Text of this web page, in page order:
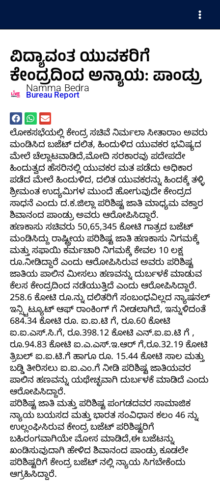
content
Main
ವಿದ್ಯಾವಂತ ಯುವಕರಿಗೆ
ಕೇಂದ್ರದಿಂದ ಅನ್ಯಾಯ: ಪಾಂಡ್ರು
Namma Bedra
Bureau Report
ಲೋಕಸಭೆಯಲ್ಲಿ ಕೇಂದ್ರ ಸಚಿವೆ ನಿರ್ಮಲಾ ಸೀತಾರಾಂ ಅವರು
ಮಂಡಿಸಿದ ಬಜೆಟ್ ದಲಿತ, ಹಿಂದುಳಿದ ಯುವಕರ ಭವಿಷ್ಯದ
ಮೇಲೆ ಚೆಲ್ಲಾಟವಾಡಿದೆ,ಮೋದಿ ಸರಕಾರವು ಪದೇಪದೇ
ಹಿಂದುತ್ವದ ಹೆಸರಿನಲ್ಲಿ ಯುವಕರ ಮತ ಪಡೆದು ಅಧಿಕಾರ
ಪಡೆದ ಮೇಲೆ ಹಿಂದುಳಿದ, ದಲಿತ ಯುವಕರನ್ನು ಹಿಂದಕ್ಕೆ ತಳ್ಳಿ
ಶ್ರೀಮಂತ ಉದ್ಯಮಿಗಳ ಮುಂದೆ ಹೋಗುವುದೇ ಕೇಂದ್ರದ
ಸಾಧನೆ ಎಂದು ದ.ಕ.ಜಿಲ್ಲಾ ಪರಿಶಿಷ್ಟ ಜಾತಿ ಮಾಧ್ಯಮ ವಕ್ತಾರ
ಶಿವಾನಂದ ಪಾಂಡ್ರು ಅವರು ಆರೋಪಿಸಿದ್ದಾರೆ.
ಹಣಕಾಸು ಸಚಿವರು 50,65,345 ಕೋಟಿ ಗಾತ್ರದ ಬಜೆಟ್
ಮಂಡಿಸಿದ್ದು ರಾಷ್ಟ್ರೀಯ ಪರಿಶಿಷ್ಟ ಜಾತಿ ಹಣಕಾಸು ನಿಗಮಕ್ಕೆ
ಮತ್ತು ಸಫಾಯಿ ಕರ್ಮಚಾರಿ ನಿಗಮಕ್ಕೆ ಕೇವಲ 10 ಲಕ್ಷ
ರೂ.ನೀಡಿದ್ದಾರೆ ಎಂದು ಆರೋಪಿಸಿರುವ ಅವರು ಪರಿಶಿಷ್ಟ
ಜಾತಿಯ ಪಾಲಿನ ಮೀಸಲು ಹಣವನ್ನು ದುರ್ಬಳಕೆ ಮಾಡುವ
ಕೆಲಸ ಕೇಂದ್ರದಿಂದ ನಡೆಯುತ್ತಿದೆ ಎಂದು ಆರೋಪಿಸಿದ್ದಾರೆ.
258.6 ಕೋಟಿ ರೂ.ನ್ನು ದಲಿತರಿಗೆ ಸಂಬಂಧವಿಲ್ಲದ ನ್ಯಾಷನಲ್
ಇನ್ಸ್ಟಿಟ್ಯೂಟ್ ಆಫ್ ರಾಂಕಿಂಗ್ ಗೆ ನೀಡಲಾಗಿದೆ, ಇನ್ನುಳಿದಂತೆ
684.34 ಕೋಟಿ ರೂ. ಐ.ಐ.ಟಿ ಗೆ, ರೂ.60 ಕೋಟಿ
ಐ.ಐ.ಎಸ್.ಸಿ.ಗೆ, ರೂ.398.12 ಕೋಟಿ ಎನ್.ಐ.ಐ.ಟಿ ಗೆ ,
ರೂ.94.83 ಕೋಟಿ ಐ.ಎ.ಎಸ್.ಇ.ಆರ್ ಗೆ,ರೂ.32.19 ಕೋಟಿ
ತ್ರಿಬಲ್ ಐ.ಐ.ಟಿ.ಗೆ ಹಾಗೂ ರೂ. 15.44 ಕೋಟಿ ಸಾಲ ಮತ್ತು
ಬಡ್ಡಿ ತೀರಿಸಲು ಐ.ಐ.ಎಂ.ಗೆ ನೀಡಿ ಪರಿಶಿಷ್ಟ ಜಾತಿಯವರ
ಪಾಲಿನ ಹಣವನ್ನು ಯಥೇಚ್ಛವಾಗಿ ದುರ್ಬಳಕೆ ಮಾಡಿದೆ ಎಂದು
ಆರೋಪಿಸಿದ್ದಾರೆ.
ಪರಿಶಿಷ್ಟ ಜಾತಿ ಮತ್ತು ಪರಿಶಿಷ್ಟ ಪಂಗಡದವರ ಸಾಮಾಜಿಕ
ನ್ಯಾಯ ಬಯಸದ ಮತ್ತು ಭಾರತ ಸಂವಿಧಾನ ಕಲಂ 46 ನ್ನು
ಉಲ್ಲಂಘಿಸಿರುವ ಕೇಂದ್ರ ಬಜೆಟ್ ಪರಿಶಿಷ್ಟರಿಗೆ
ಬಹಿರಂಗವಾಗಿಯೇ ಮೋಸ ಮಾಡಿದೆ,ಈ ಬಜೆಟನ್ನು
ಖಂಡಿಸುವುದಾಗಿ ಹೇಳಿದ ಶಿವಾನಂದ ಪಾಂಡ್ರು ಕೂಡಲೇ
ಪರಿಶಿಷ್ಟರಿಗೆ ಕೇಂದ್ರ ಬಜೆಟ್ ನಲ್ಲಿ ನ್ಯಾಯ ಸಿಗಬೇಕೆಂದು
ಆಗ್ರಹಿಸಿದ್ದಾರೆ.